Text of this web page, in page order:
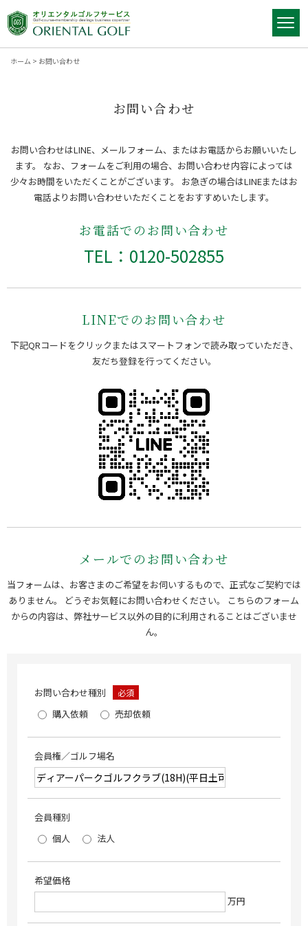
ホーム > お問い合わせ
お問い合わせ
お問い合わせはLINE、メールフォーム、またはお電話からお願いいたし
ます。
なお、フォームをご利用の場合、お問い合わせ内容によっては
少々お時間をいただくことがございます。
お急ぎの場合はLINEまたはお
電話よりお問い合わせいただくことをおすすめいたします。
お電話でのお問い合わせ
TEL：0120-502855
LINEでのお問い合わせ
下記QRコードをクリックまたはスマートフォンで読み取っていただき、
友だち登録を行ってください。
メールでのお問い合わせ
当フォームは、お客さまのご希望をお伺いするもので、正式なご契約では
ありません。 どうぞお気軽にお問い合わせください。
こちらのフォーム
からの内容は、弊社サービス以外の目的に利用されることはございませ
ん。
お問い合わせ種別 必須
購入依頼 売却依頼
会員権／ゴルフ場名
会員種別
個人
法人
希望価格
万円